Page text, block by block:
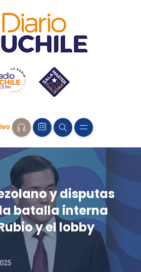
y disputas
batalla interna
y el lobby